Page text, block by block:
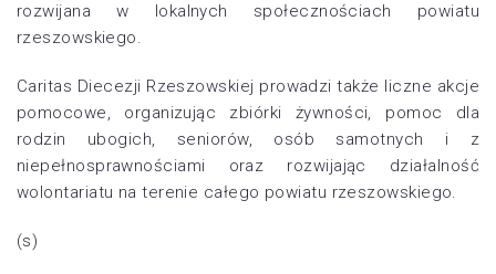
rozwijana w lokalnych społecznościach powiatu
rzeszowskiego.
Caritas Diecezji Rzeszowskiej prowadzi także liczne akcje
pomocowe, organizując zbiórki żywności, pomoc dla
rodzin ubogich, seniorów, osób samotnych i z
niepełnosprawnościami oraz rozwijając działalność
wolontariatu na terenie całego powiatu rzeszowskiego.
(s)